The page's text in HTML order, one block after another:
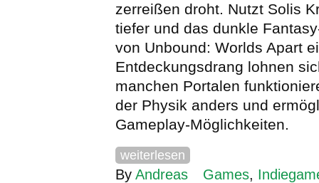
zerreißen droht. Nutzt Solis
tiefer und das dunkle
von Unbound: Worlds Apart
Entdeckungsdrang lohnen
manchen Portalen
der Physik anders und
Gameplay-Möglichkeiten.
weiterlesen
By Andreas Games,